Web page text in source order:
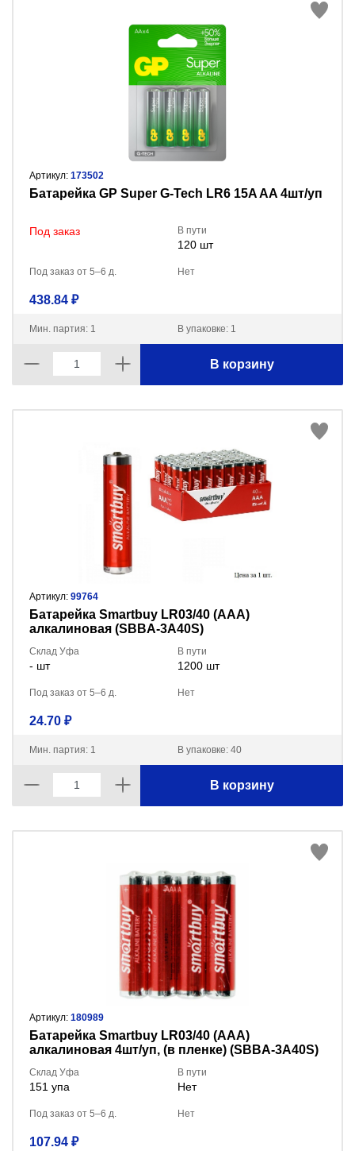
Артикул: 173502
Батарейка GP Super G-Tech LR6 15A AA 4шт/уп
Под заказ В пути
120 шт
Под заказ от 5–6 д. Нет
438.84 ₽
Мин. партия: 1 В упаковке: 1
В корзину
Артикул: 99764
Батарейка Smartbuy LR03/40 (AAA)
алкалиновая (SBBA-3A40S)
Склад Уфа
- шт
В пути
1200 шт
Под заказ от 5–6 д. Нет
24.70 ₽
Мин. партия: 1 В упаковке: 40
В корзину
Артикул: 180989
Батарейка Smartbuy LR03/40 (AAA)
алкалиновая 4шт/уп, (в пленке) (SBBA-3A40S)
Склад Уфа
151 упа
В пути
Нет
Под заказ от 5–6 д. Нет
107.94 ₽